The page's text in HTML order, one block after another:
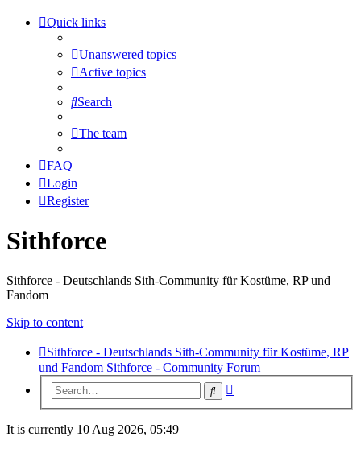
Quick links
Unanswered topics
Active topics
Search
The team
FAQ
Login
Register
Sithforce
Sithforce - Deutschlands Sith-Community für Kostüme, RP und
Fandom
Skip to content
Sithforce - Deutschlands Sith-Community für Kostüme, RP
und Fandom Sithforce - Community Forum
Search
It is currently 10 Aug 2026, 05:49